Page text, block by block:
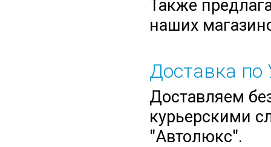
Также
наших
Доставка по
Доставляем
курьерскими
"Автолюкс".